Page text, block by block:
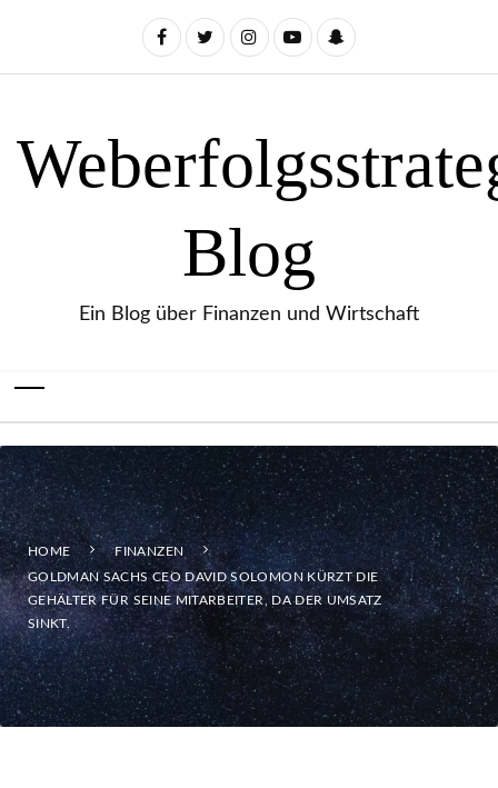
Blog
Ein Blog über Finanzen und Wirtschaft
HOME
FINANZEN
GOLDMAN SACHS CEO DAVID SOLOMON KÜRZT DIE
GEHÄLTER FÜR SEINE MITARBEITER, DA DER UMSATZ
SINKT.